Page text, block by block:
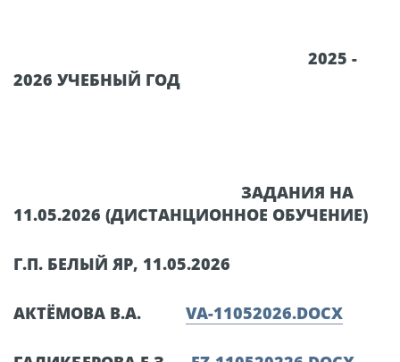
2025 -
2026 УЧЕБНЫЙ ГОД
ЗАДАНИЯ НА
11.05.2026 (ДИСТАНЦИОННОЕ ОБУЧЕНИЕ)
Г.П. БЕЛЫЙ ЯР, 11.05.2026
АКТЁМОВА В.А. VA-11052026.DOCX